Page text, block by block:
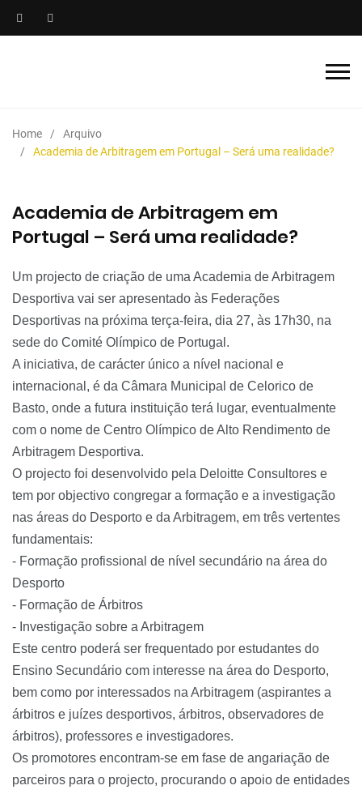
Home
Arquivo
Academia de Arbitragem em Portugal – Será uma realidade?
Academia de Arbitragem em
Portugal – Será uma realidade?
Um projecto de criação de uma Academia de Arbitragem
Desportiva vai ser apresentado às Federações
Desportivas na próxima terça-feira, dia 27, às 17h30, na
sede do Comité Olímpico de Portugal.
A iniciativa, de carácter único a nível nacional e
internacional, é da Câmara Municipal de Celorico de
Basto, onde a futura instituição terá lugar, eventualmente
com o nome de Centro Olímpico de Alto Rendimento de
Arbitragem Desportiva.
O projecto foi desenvolvido pela Deloitte Consultores e
tem por objectivo congregar a formação e a investigação
nas áreas do Desporto e da Arbitragem, em três vertentes
fundamentais:
- Formação profissional de nível secundário na área do
Desporto
- Formação de Árbitros
- Investigação sobre a Arbitragem
Este centro poderá ser frequentado por estudantes do
Ensino Secundário com interesse na área do Desporto,
bem como por interessados na Arbitragem (aspirantes a
árbitros e juízes desportivos, árbitros, observadores de
árbitros), professores e investigadores.
Os promotores encontram-se em fase de angariação de
parceiros para o projecto, procurando o apoio de entidades